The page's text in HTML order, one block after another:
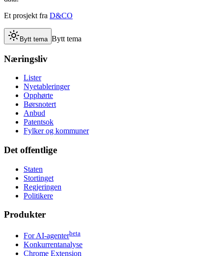
Et prosjekt fra D&CO
Bytt tema Bytt tema
Næringsliv
Lister
Nyetableringer
Opphørte
Børsnotert
Anbud
Patentsok
Fylker og kommuner
Det offentlige
Staten
Stortinget
Regjeringen
Politikere
Produkter
For AI-agenterbeta
Konkurrentanalyse
Chrome Extension